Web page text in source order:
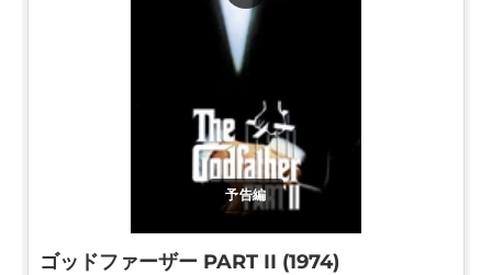
予告編
ゴッドファーザー PART II (1974)